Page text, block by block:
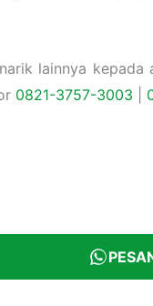
lainnya
0821-3757-3003